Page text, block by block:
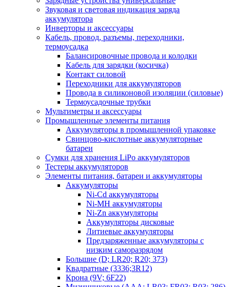
Звуковая и световая индикация заряда
аккумулятора
Инверторы и аксессуары
Кабель, провод, разъемы, переходники,
термоусадка
Балансировочные провода и колодки
Кабель для зарядки (косичка)
Контакт силовой
Переходники для аккумуляторов
Провода в силиконовой изоляции (силовые)
Термоусадочные трубки
Мультиметры и аксессуары
Промышленные элементы питания
Аккумуляторы в промышленной упаковке
Свинцово-кислотные аккумуляторные
батареи
Сумки для хранения LiPo аккумуляторов
Тестеры аккумуляторов
Элементы питания, батареи и аккумуляторы
Аккумуляторы
Ni-Cd аккумуляторы
Ni-MH аккумуляторы
Ni-Zn аккумуляторы
Аккумуляторы дисковые
Литиевые аккумуляторы
Предзаряженные аккумуляторы с
низким саморазрядом
Большие (D; LR20; R20; 373)
Квадратные (3336;3R12)
Крона (9V; 6F22)